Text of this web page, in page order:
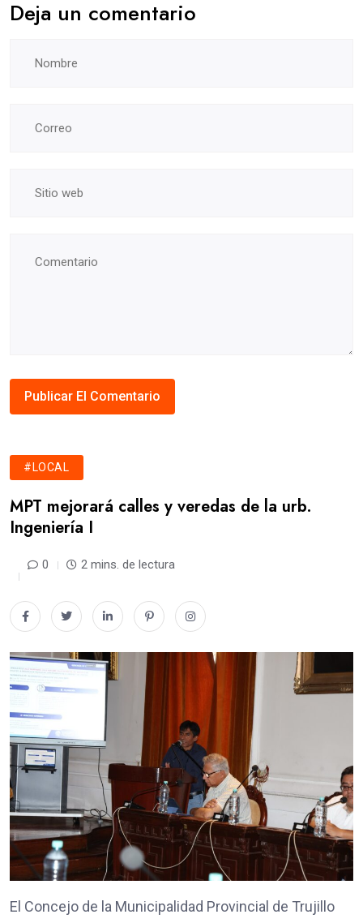
Deja un comentario
#LOCAL
MPT mejorará calles y veredas de la urb.
Ingeniería I
0 2 mins. de lectura
El Concejo de la Municipalidad Provincial de Trujillo